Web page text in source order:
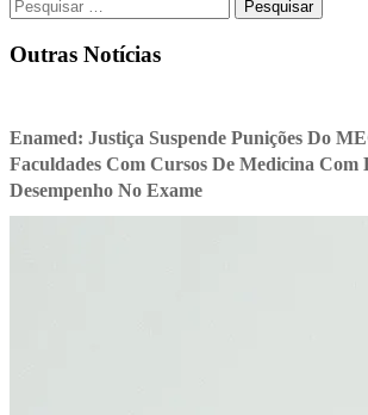
por:
Outras Notícias
Enamed: Justiça Suspende Punições Do
Faculdades Com Cursos De Medicina Com
Desempenho No Exame